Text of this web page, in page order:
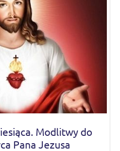
Modlitwy do
Pana Jezusa